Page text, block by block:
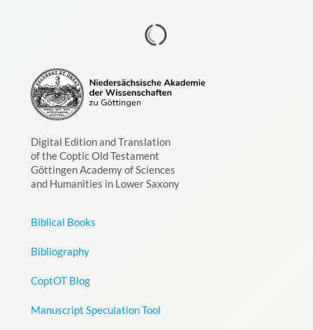
Digital Edition and Translation
of the Coptic Old Testament
Göttingen Academy of Sciences
and Humanities in Lower Saxony
Biblical Books
Bibliography
CoptOT Blog
Manuscript Speculation Tool